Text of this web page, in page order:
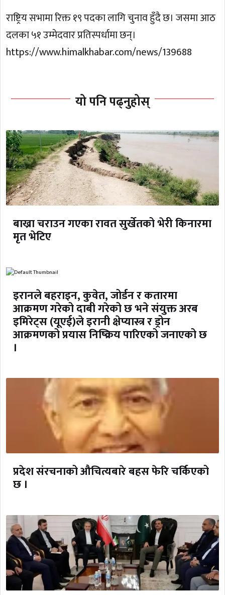
राष्ट्रिय सभामा रिक्त १९ पदका लागि चुनाव हुँदै छ। जसमा आठ
दलका ५१ उम्मेदवार प्रतिस्पर्धामा छन्।
https://www.himalkhabar.com/news/139688
यो पनि पढ्नुहोस्
बाख्रा चराउन गएका रावत सुर्खेतको भेरी किनारमा
मृत भेटिए
इरानले बहराइन, कुवेत, जोर्डन र कतारमा
आक्रमण गरेको दाबी गरेको छ भने संयुक्त अरब
इमिरेट्स (यूएई)ले इरानी क्षेप्यास्त्र र ड्रोन
आक्रमणको प्रयास निष्क्रिय पारिएको जनाएको छ
।
प्रदेश संरचनाको औचित्यबारे बहस फेरि चर्किएको
छ ।